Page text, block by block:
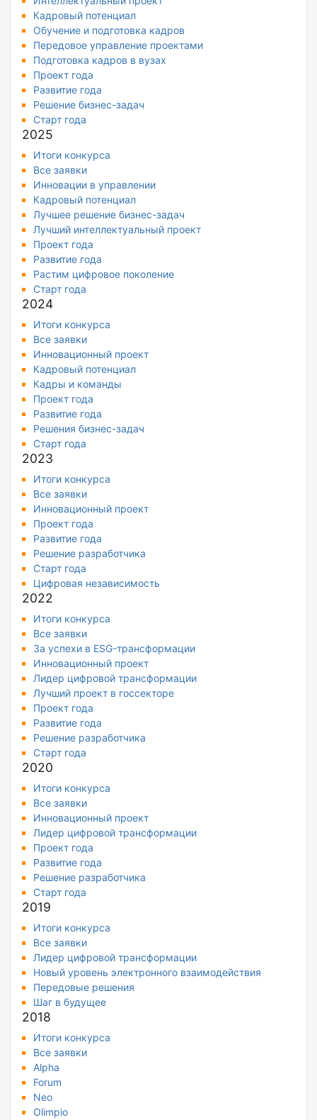
Кадровый потенциал
Обучение и подготовка кадров
Передовое управление проектами
Подготовка кадров в вузах
Проект года
Развитие года
Решение бизнес-задач
Старт года
2025
Итоги конкурса
Все заявки
Инновации в управлении
Кадровый потенциал
Лучшее решение бизнес-задач
Лучший интеллектуальный проект
Проект года
Развитие года
Растим цифровое поколение
Старт года
2024
Итоги конкурса
Все заявки
Инновационный проект
Кадровый потенциал
Кадры и команды
Проект года
Развитие года
Решения бизнес-задач
Старт года
2023
Итоги конкурса
Все заявки
Инновационный проект
Проект года
Развитие года
Решение разработчика
Старт года
Цифровая независимость
2022
Итоги конкурса
Все заявки
За успехи в ESG-трансформации
Инновационный проект
Лидер цифровой трансформации
Лучший проект в госсекторе
Проект года
Развитие года
Решение разработчика
Старт года
2020
Итоги конкурса
Все заявки
Инновационный проект
Лидер цифровой трансформации
Проект года
Развитие года
Решение разработчика
Старт года
2019
Итоги конкурса
Все заявки
Лидер цифровой трансформации
Новый уровень электронного взаимодействия
Передовые решения
Шаг в будущее
2018
Итоги конкурса
Все заявки
Alpha
Forum
Neo
Olimpio